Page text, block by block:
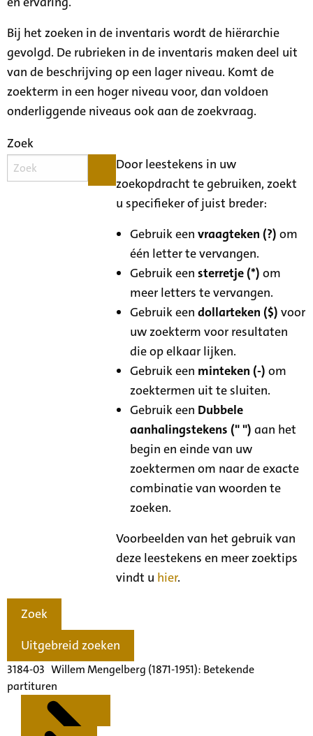
Bij het zoeken in de inventaris wordt de hiërarchie
gevolgd. De rubrieken in de inventaris maken deel uit
van de beschrijving op een lager niveau. Komt de
zoekterm in een hoger niveau voor, dan voldoen
onderliggende niveaus ook aan de zoekvraag.
Zoek
Door leestekens in uw
zoekopdracht te gebruiken, zoekt
u specifieker of juist breder:
Gebruik eenvraagteken (?) om
één letter te vervangen.
Gebruik eensterretje (*) om
meer letters te vervangen.
Gebruik eendollarteken ($) voor
uw zoekterm voor resultaten
die op elkaar lijken.
Gebruik een minteken (-) om
zoektermen uit te sluiten.
Gebruik een Dubbele
aanhalingstekens (" ") aan het
begin en einde van uw
zoektermen om naar de exacte
combinatie van woorden te
zoeken.
Voorbeelden van het gebruik van
deze leestekens en meer zoektips
vindt u hier.
Zoek
Uitgebreid zoeken
3184-03 Willem Mengelberg (1871-1951): Betekende
partituren